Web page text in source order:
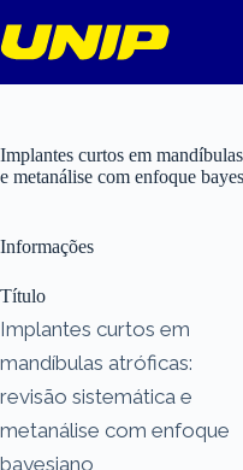
para
o
Implantes curtos em
e metanálise com enfoque
Informações
Título
Implantes curtos em
mandíbulas atróficas:
revisão sistemática e
metanálise com enfoque
bayesiano